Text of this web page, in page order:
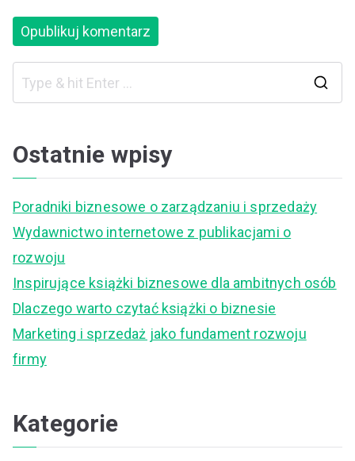
Ostatnie wpisy
Poradniki biznesowe o zarządzaniu i sprzedaży
Wydawnictwo internetowe z publikacjami o
rozwoju
Inspirujące książki biznesowe dla ambitnych osób
Dlaczego warto czytać książki o biznesie
Marketing i sprzedaż jako fundament rozwoju
firmy
Kategorie